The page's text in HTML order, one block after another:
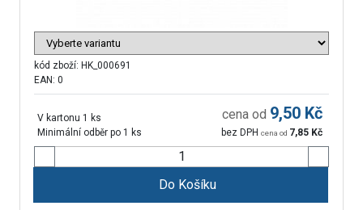
kód zboží: HK_000691
EAN: 0
V kartonu 1 ks
Minimální odběr po 1 ks
cena od 9,50 Kč
bez DPH cena od 7,85 Kč
Do Košíku